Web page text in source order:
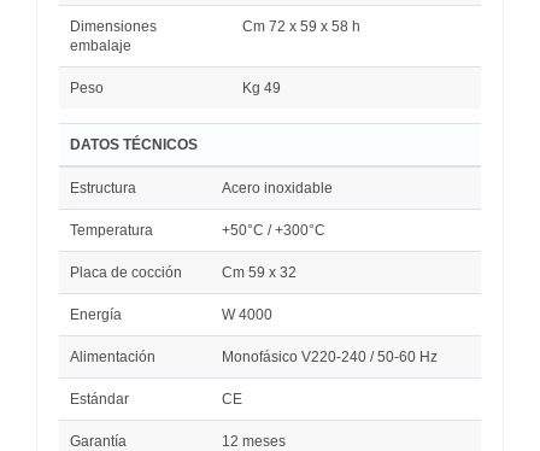
Dimensiones
embalaje
Cm 72 x 59 x 58 h
Peso Kg 49
DATOS TÉCNICOS
Estructura Acero inoxidable
Temperatura +50°C / +300°C
Placa de cocción Cm 59 x 32
Energía W 4000
Alimentación Monofásico V220-240 / 50-60 Hz
Estándar CE
Garantía 12 meses